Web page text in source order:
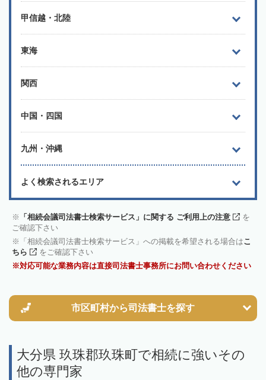
甲信越・北陸
東海
関西
中国・四国
九州・沖縄
よく検索されるエリア
「相続会議司法書士検索サービス」に関する ご利用上の注意
を
ご確認下さい
「相続会議司法書士検索サービス」への掲載を希望される場合はこ
ちら
をご確認下さい
対応可能な業務内容は直接司法書士事務所にお問い合わせください
市区町村から司法書士を探す
大分県 玖珠郡玖珠町で相続に強いその
他の専門家